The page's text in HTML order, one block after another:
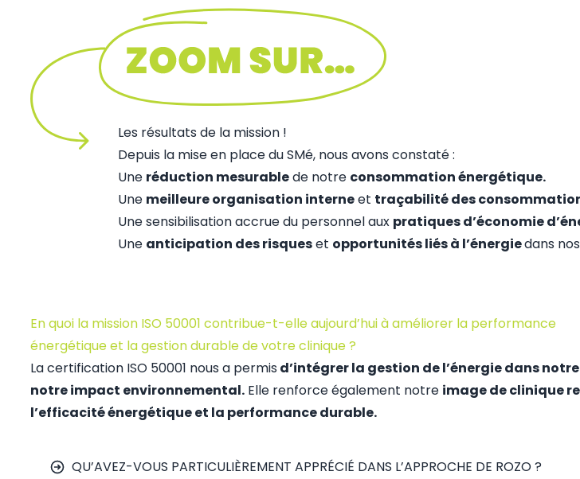
Les résultats de la mission !
Depuis la mise en place du SMé, nous avons constaté :
Une réduction mesurablede notre consommation énergétique.
Une meilleure organisation interneet traçabilité des
Une sensibilisation accrue du personnel aux pratiques d’économie
Une anticipation des risqueset opportunités liés à l’énergiedans
En quoi la mission ISO 50001 contribue-t-elle aujourd’hui à améliorer la performance
énergétique et la gestion durable de votre clinique ?
La certification ISO 50001 nous a permis d’intégrer la gestion de l’énergie dans
notre impact environnemental. Elle renforce également notre image de clinique
l’efficacité énergétique et la performance durable.
QU’AVEZ-VOUS PARTICULIÈREMENT APPRÉCIÉ DANS L’APPROCHE DE ROZO ?